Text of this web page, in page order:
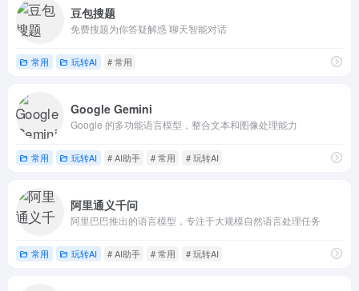
豆包搜题
免费搜题为你答疑解惑 聊天智能对话
常用 玩转AI # 常用
Google Gemini
Google 的多功能语言模型，整合文本和图像处理能力
常用 玩转AI # AI助手 # 常用 # 玩转AI
阿里通义千问
阿里巴巴推出的语言模型，专注于大规模自然语言处理任务
常用 玩转AI # AI助手 # 常用 # 玩转AI